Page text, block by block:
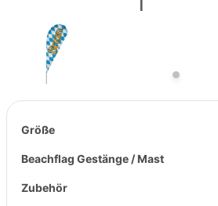
Größe
Beachflag Gestänge / Mast
Zubehör